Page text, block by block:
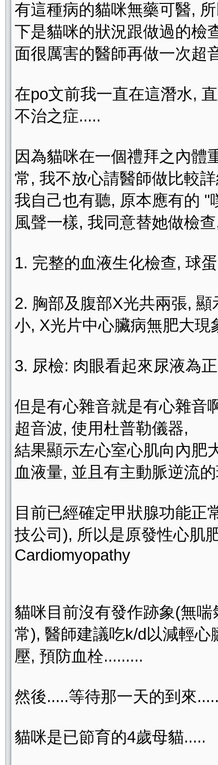
有這種病的貓咪無藥可醫,
下是貓咪的狀況跟做過的檢
面很厲害的醫師再做一次超
在po文前我一直在這潛水,
不治之症.....
因為貓咪在一個禮拜之內體
常, 我不放心請醫師做比較
我自己也有聽, 原本應有的
風聲一樣, 我同意替她做檢
1. 完整的血液生化檢查, 球
2. 胸部及腹部X光共兩張,
小, X光片中心臟病無肥大現
3. 尿檢: 肉眼看起來尿液為
但是有心雜音就是有心雜音
超音波, 使用杜普勒儀器,
結果顯示左心室心肌向內肥
血液量, 並且有主動脈逆流
目前已經確定甲狀腺功能正
技公司), 所以是原發性心肌
Cardiomyopathy
貓咪目前沒有發作跡象(無
常), 醫師建議吃k/d以減輕
壓, 預防血栓.........
然後.....等待那一天的到來
貓咪是已節育的4歲母貓.....